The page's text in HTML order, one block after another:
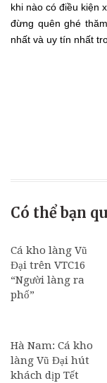
khi nào có điều kiện
đừng quên ghé
nhất và uy tín nhất
Có thể bạn
Cá kho làng Vũ
Đại trên VTC16
“Người làng ra
phố”
Hà Nam: Cá kho
làng Vũ Đại hút
khách dịp Tết